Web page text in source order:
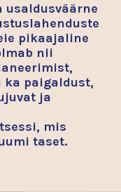
usaldusväärne
pikaajaline
nii
paigaldust,
ja
mis
taset.